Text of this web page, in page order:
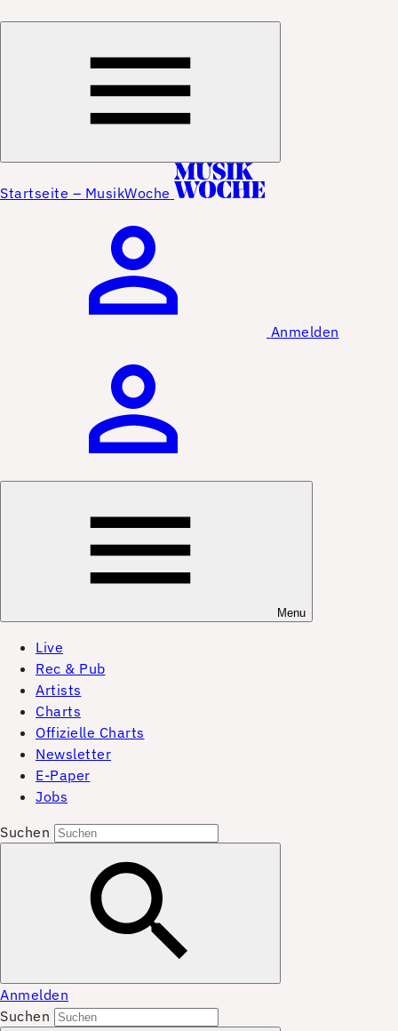
Startseite – MusikWoche
Anmelden
Menu
Live
Rec & Pub
Artists
Charts
Offizielle Charts
Newsletter
E-Paper
Jobs
Suchen
Anmelden
Suchen